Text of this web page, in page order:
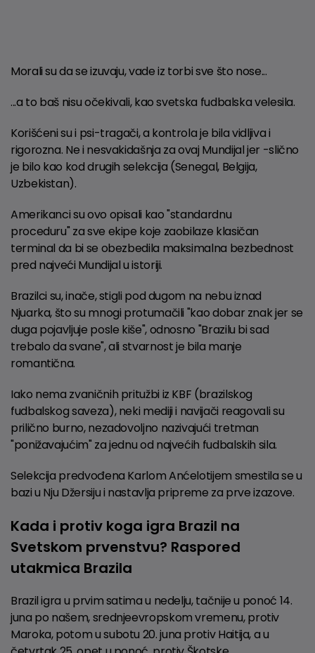
Morali su da se izuvaju, vade iz torbi sve što nose...
...a to baš nisu očekivali, kao svetska fudbalska velesila.
Korišćeni su i psi-tragači, a kontrola je bila vidljiva i
rigorozna. Ne i nesvakidašnja za ovaj Mundijal jer -slično
je bilo kao kod drugih selekcija (Senegal, Belgija,
Uzbekistan).
Amerikanci su ovo opisali kao "standardnu
proceduru" za sve ekipe koje zaobilaze klasičan
terminal da bi se obezbedila maksimalna bezbednost
pred najveći Mundijal u istoriji.
Brazilci su, inače, stigli pod dugom na nebu iznad
Njuarka, što su mnogi protumačili "kao dobar znak jer se
duga pojavljuje posle kiše", odnosno "Brazilu bi sad
trebalo da svane", ali stvarnost je bila manje
romantična.
Iako nema zvaničnih pritužbi iz KBF (brazilskog
fudbalskog saveza), neki mediji i navijači reagovali su
prilično burno, nezadovoljno nazivajući tretman
"ponižavajućim" za jednu od najvećih fudbalskih sila.
Selekcija predvođena Karlom Anćelotijem smestila se u
bazi u Nju Džersiju i nastavlja pripreme za prve izazove.
Kada i protiv koga igra Brazil na
Svetskom prvenstvu? Raspored
utakmica Brazila
Brazil igra u prvim satima u nedelju, tačnije u ponoć 14.
juna po našem, srednjeevropskom vremenu, protiv
Maroka, potom u subotu 20. juna protiv Haitija, a u